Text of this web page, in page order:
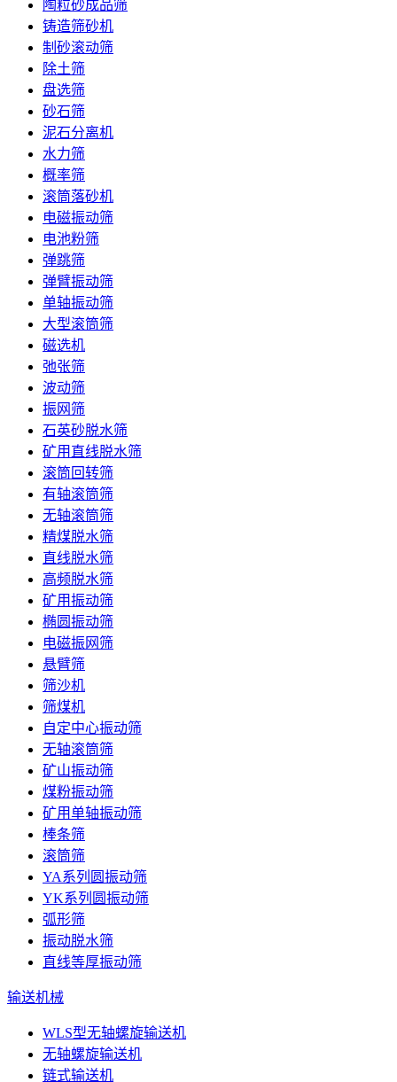
陶粒砂成品筛
铸造筛砂机
制砂滚动筛
除土筛
盘选筛
砂石筛
泥石分离机
水力筛
概率筛
滚筒落砂机
电磁振动筛
电池粉筛
弹跳筛
弹臂振动筛
单轴振动筛
大型滚筒筛
磁选机
弛张筛
波动筛
振网筛
石英砂脱水筛
矿用直线脱水筛
滚筒回转筛
有轴滚筒筛
无轴滚筒筛
精煤脱水筛
直线脱水筛
高频脱水筛
矿用振动筛
椭圆振动筛
电磁振网筛
悬臂筛
筛沙机
筛煤机
自定中心振动筛
无轴滚筒筛
矿山振动筛
煤粉振动筛
矿用单轴振动筛
棒条筛
滚筒筛
YA系列圆振动筛
YK系列圆振动筛
弧形筛
振动脱水筛
直线等厚振动筛
输送机械
WLS型无轴螺旋输送机
无轴螺旋输送机
链式输送机